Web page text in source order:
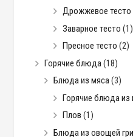
Дрожжевое тесто
Заварное тесто (1)
Пресное тесто (2)
Горячие блюда(18)
Блюда из мяса(3)
Горячие блюда из
Плов (1)
Блюда из овощей